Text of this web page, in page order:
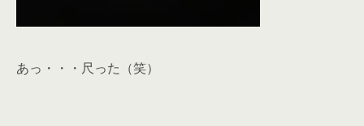
あっ・・・尺った（笑）